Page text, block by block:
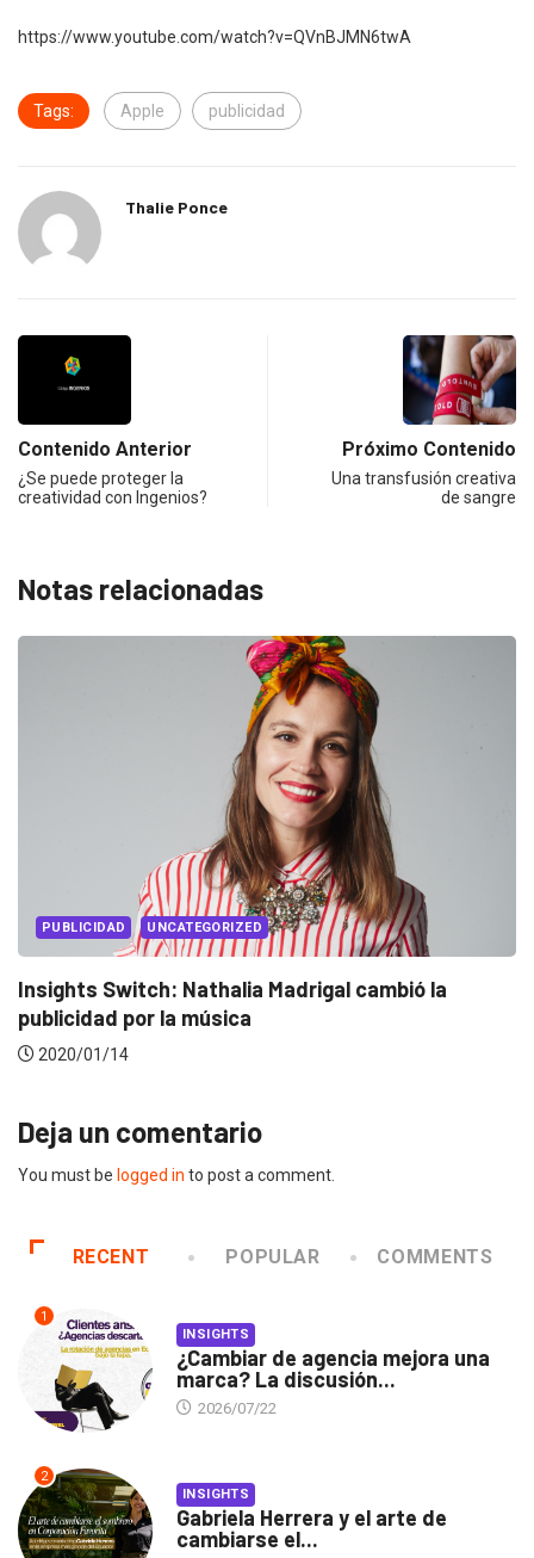
https://www.youtube.com/watch?v=QVnBJMN6twA
Tags: Apple publicidad
Thalie Ponce
Contenido Anterior
¿Se puede proteger la
creatividad con Ingenios?
Próximo Contenido
Una transfusión creativa
de sangre
Notas relacionadas
EVENTOS LUX AWARDS
Conoce a los ganadores de Lux Awards 2019
2019/12/04
Deja un comentario
You must be logged in to post a comment.
RECENT POPULAR COMMENTS
1
INSIGHTS
¿Cambiar de agencia mejora una
marca? La discusión...
2026/07/22
2
INSIGHTS
Gabriela Herrera y el arte de
cambiarse el...